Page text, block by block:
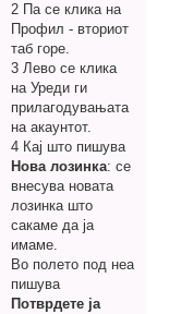
2 Па се клика на
Профил - вториот
таб горе.
3 Лево се клика
на Уреди ги
прилагодувањата
на акаунтот.
4 Кај што пишува
Нова лозинка: се
внесува новата
лозинка што
сакаме да ја
имаме.
Во полето под неа
пишува
Потврдете ја